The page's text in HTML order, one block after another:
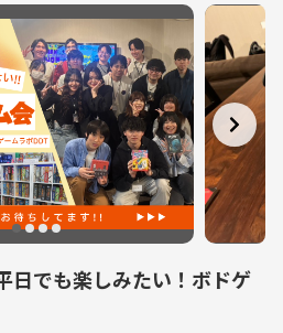
日でも楽しみたい！ボドゲ